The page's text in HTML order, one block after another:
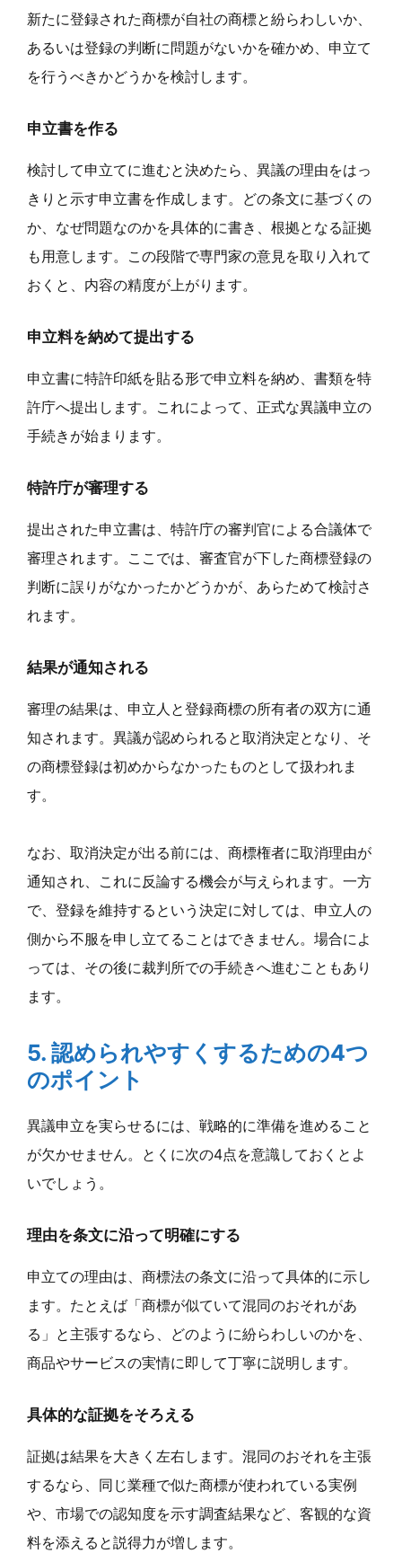
新たに登録された商標が自社の商標と紛らわしいか、
あるいは登録の判断に問題がないかを確かめ、申立て
を行うべきかどうかを検討します。
申立書を作る
検討して申立てに進むと決めたら、異議の理由をはっ
きりと示す申立書を作成します。どの条文に基づくの
か、なぜ問題なのかを具体的に書き、根拠となる証拠
も用意します。この段階で専門家の意見を取り入れて
おくと、内容の精度が上がります。
申立料を納めて提出する
申立書に特許印紙を貼る形で申立料を納め、書類を特
許庁へ提出します。これによって、正式な異議申立の
手続きが始まります。
特許庁が審理する
提出された申立書は、特許庁の審判官による合議体で
審理されます。ここでは、審査官が下した商標登録の
判断に誤りがなかったかどうかが、あらためて検討さ
れます。
結果が通知される
審理の結果は、申立人と登録商標の所有者の双方に通
知されます。異議が認められると取消決定となり、そ
の商標登録は初めからなかったものとして扱われま
す。
なお、取消決定が出る前には、商標権者に取消理由が
通知され、これに反論する機会が与えられます。一方
で、登録を維持するという決定に対しては、申立人の
側から不服を申し立てることはできません。場合によ
っては、その後に裁判所での手続きへ進むこともあり
ます。
5. 認められやすくするための4つ
のポイント
異議申立を実らせるには、戦略的に準備を進めること
が欠かせません。とくに次の4点を意識しておくとよ
いでしょう。
理由を条文に沿って明確にする
申立ての理由は、商標法の条文に沿って具体的に示し
ます。たとえば「商標が似ていて混同のおそれがあ
る」と主張するなら、どのように紛らわしいのかを、
商品やサービスの実情に即して丁寧に説明します。
具体的な証拠をそろえる
証拠は結果を大きく左右します。混同のおそれを主張
するなら、同じ業種で似た商標が使われている実例
や、市場での認知度を示す調査結果など、客観的な資
料を添えると説得力が増します。